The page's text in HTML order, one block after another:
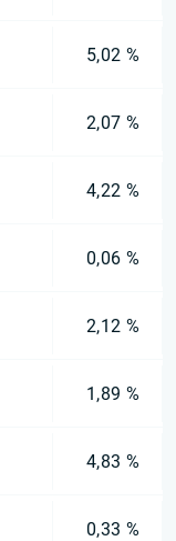
5,02 %
2,07 %
4,22 %
0,06 %
2,12 %
1,89 %
4,83 %
0,33 %